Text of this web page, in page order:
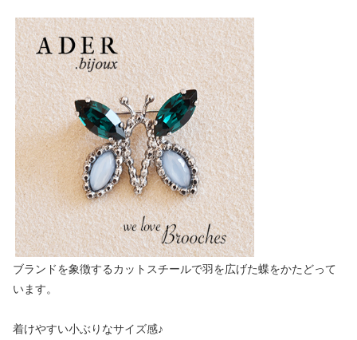
ブランドを象徴するカットスチールで羽を広げた蝶をかたどって
います。
着けやすい小ぶりなサイズ感♪